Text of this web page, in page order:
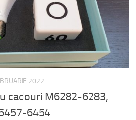
2022
cadouri M6282-6283,
6454